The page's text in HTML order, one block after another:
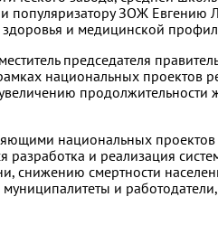
и популяризатору ЗОЖ
и медицинской
председателя
национальных проектов
национальных
разработка и реализация
снижению смертности
и